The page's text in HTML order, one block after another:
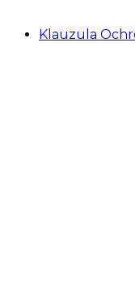
Klauzula